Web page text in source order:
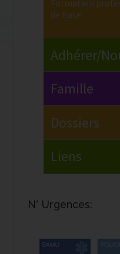
N° Urgences: